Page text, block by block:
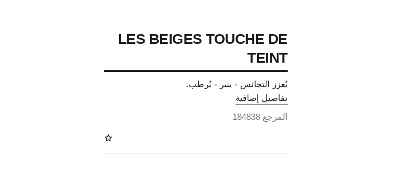
LES BEIGES TOUCHE DE
TEINT
يُعزز التجانس - ينير - يُرطب.
تفاصيل إضافية
المرجع 184838